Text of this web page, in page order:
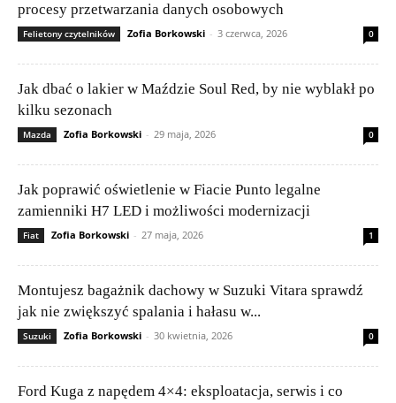
procesy przetwarzania danych osobowych
Felietony czytelników Zofia Borkowski - 3 czerwca, 2026 0
Jak dbać o lakier w Maździe Soul Red, by nie wyblakł po
kilku sezonach
Mazda Zofia Borkowski - 29 maja, 2026 0
Jak poprawić oświetlenie w Fiacie Punto legalne
zamienniki H7 LED i możliwości modernizacji
Fiat Zofia Borkowski - 27 maja, 2026 1
Montujesz bagażnik dachowy w Suzuki Vitara sprawdź
jak nie zwiększyć spalania i hałasu w...
Suzuki Zofia Borkowski - 30 kwietnia, 2026 0
Ford Kuga z napędem 4×4: eksploatacja, serwis i co